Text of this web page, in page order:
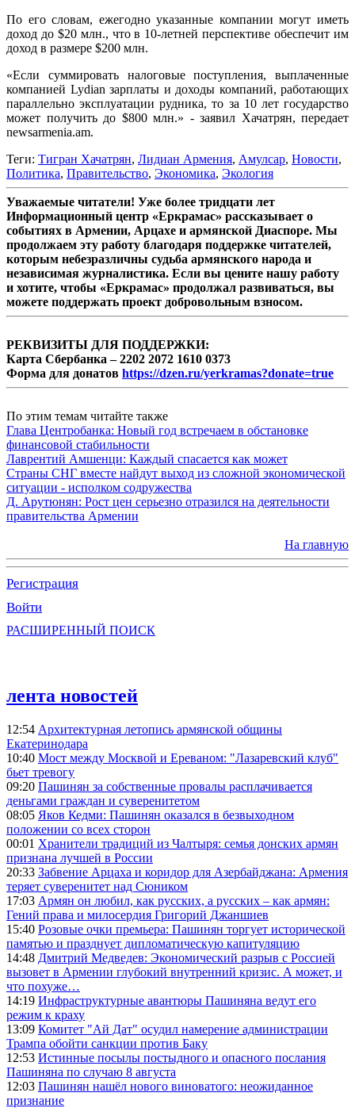
По его словам, ежегодно указанные компании могут иметь
доход до $20 млн., что в 10-летней перспективе обеспечит им
доход в размере $200 млн.
«Если суммировать налоговые поступления, выплаченные
компанией Lydian зарплаты и доходы компаний, работающих
параллельно эксплуатации рудника, то за 10 лет государство
может получить до $800 млн.» - заявил Хачатрян, передает
newsarmenia.am.
Теги: Тигран Хачатрян, Лидиан Армения, Амулсар, Новости,
Политика, Правительство, Экономика, Экология
Уважаемые читатели! Уже более тридцати лет
Информационный центр «Еркрамас» рассказывает о
событиях в Армении, Арцахе и армянской Диаспоре. Мы
продолжаем эту работу благодаря поддержке читателей,
которым небезразличны судьба армянского народа и
независимая журналистика. Если вы цените нашу работу
и хотите, чтобы «Еркрамас» продолжал развиваться, вы
можете поддержать проект добровольным взносом.
РЕКВИЗИТЫ ДЛЯ ПОДДЕРЖКИ:
Карта Сбербанка – 2202 2072 1610 0373
Форма для донатов https://dzen.ru/yerkramas?donate=true
По этим темам читайте также
Глава Центробанка: Новый год встречаем в обстановке
финансовой стабильности
Лаврентий Амшенци: Каждый спасается как может
Страны СНГ вместе найдут выход из сложной экономической
ситуации - исполком содружества
Д. Арутюнян: Рост цен серьезно отразился на деятельности
правительства Армении
На главную
Регистрация
Войти
РАСШИРЕННЫЙ ПОИСК
лента новостей
12:54 Архитектурная летопись армянской общины
Екатеринодара
10:40 Мост между Москвой и Ереваном: "Лазаревский клуб"
бьет тревогу
09:20 Пашинян за собственные провалы расплачивается
деньгами граждан и суверенитетом
08:05 Яков Кедми: Пашинян оказался в безвыходном
положении со всех сторон
00:01 Хранители традиций из Чалтыря: семья донских армян
признана лучшей в России
20:33 Забвение Арцаха и коридор для Азербайджана: Армения
теряет суверенитет над Сюником
17:03 Армян он любил, как русских, а русских – как армян:
Гений права и милосердия Григорий Джаншиев
15:40 Розовые очки премьера: Пашинян торгует исторической
памятью и празднует дипломатическую капитуляцию
14:48 Дмитрий Медведев: Экономический разрыв с Россией
вызовет в Армении глубокий внутренний кризис. А может, и
что похуже…
14:19 Инфраструктурные авантюры Пашиняна ведут его
режим к краху
13:09 Комитет "Ай Дат" осудил намерение администрации
Трампа обойти санкции против Баку
12:53 Истинные посылы постыдного и опасного послания
Пашиняна по случаю 8 августа
12:03 Пашинян нашёл нового виноватого: неожиданное
признание